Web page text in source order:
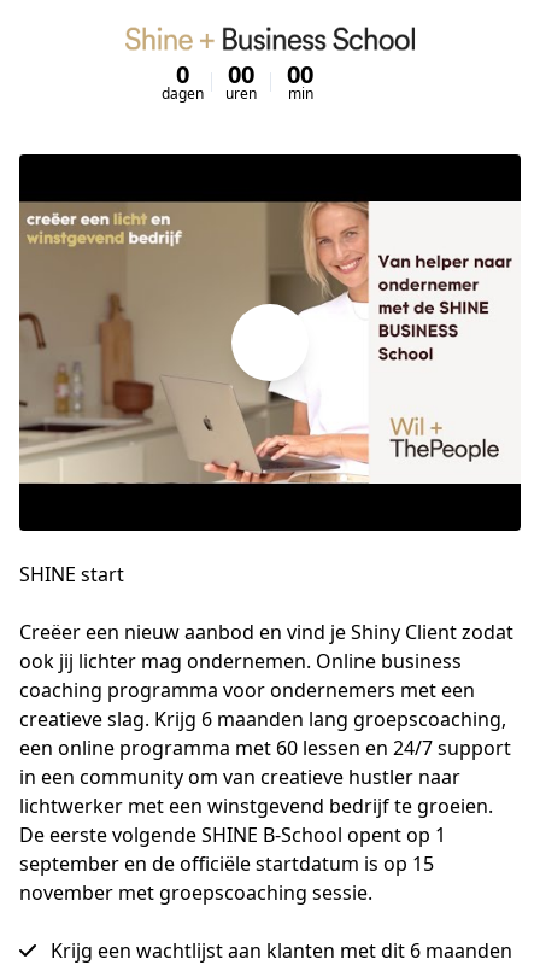
0
dagen
00
uren
00
min
SHINE start
Creëer een nieuw aanbod en vind je Shiny Client zodat
ook jij lichter mag ondernemen. Online business
coaching programma voor ondernemers met een
creatieve slag. Krijg 6 maanden lang groepscoaching,
een online programma met 60 lessen en 24/7 support
in een community om van creatieve hustler naar
lichtwerker met een winstgevend bedrijf te groeien.
De eerste volgende SHINE B-School opent op 1
september en de officiële startdatum is op 15
november met groepscoaching sessie.
Krijg een wachtlijst aan klanten met dit 6 maanden